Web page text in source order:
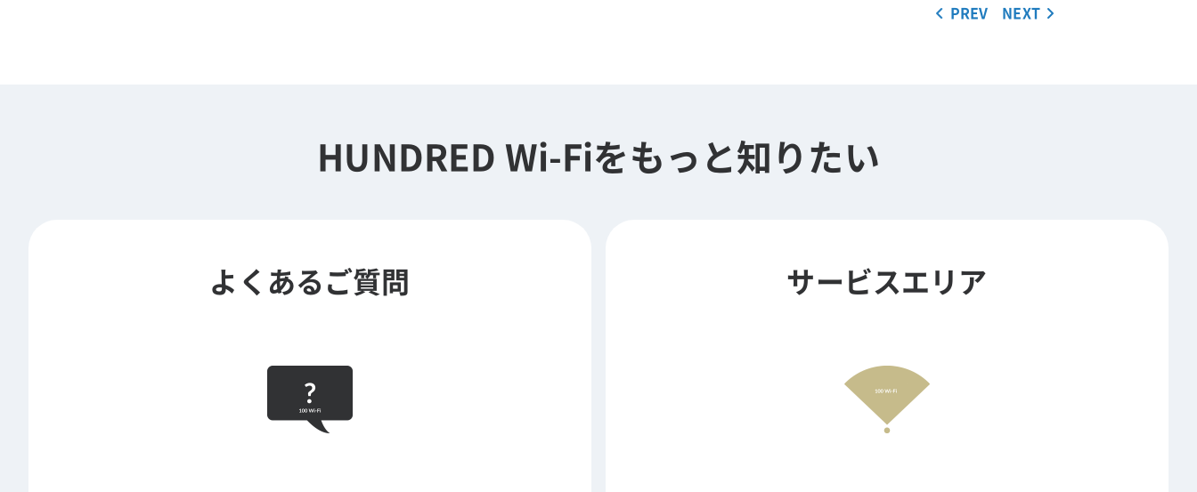
PREV NEXT
HUNDRED Wi-Fiをもっと知りたい
よくあるご質問 サービスエリア